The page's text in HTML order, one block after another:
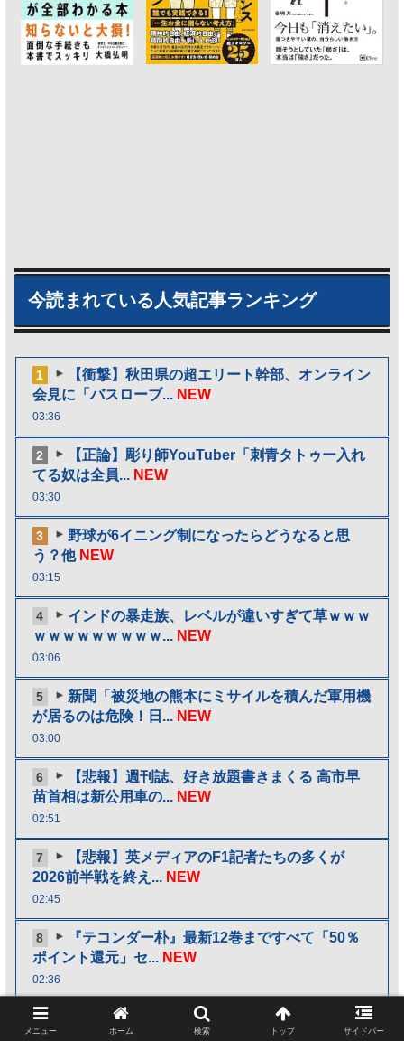
今読まれている人気記事ランキング
1
【衝撃】秋田県の超エリート幹部、オンライン
会見に「バスローブ... NEW
03:36
2
【正論】彫り師YouTuber「刺青タトゥー入れ
てる奴は全員... NEW
03:30
3
野球が6イニング制になったらどうなると思
う？他 NEW
03:15
4
インドの暴走族、レベルが違いすぎて草ｗｗｗ
ｗｗｗｗｗｗｗｗｗ... NEW
03:06
5
新聞「被災地の熊本にミサイルを積んだ軍用機
が居るのは危険！日... NEW
03:00
6
【悲報】週刊誌、好き放題書きまくる 高市早
苗首相は新公用車の... NEW
02:51
7
【悲報】英メディアのF1記者たちの多くが
2026前半戦を終え... NEW
02:45
8
『テコンダー朴』最新12巻まですべて「50％
ポイント還元」セ... NEW
02:36
9
イチロー「打率２割でいいなら40本打てる」
←実際打てたんかな...
NEW
メニュー ホーム 検索 トップ サイドバー